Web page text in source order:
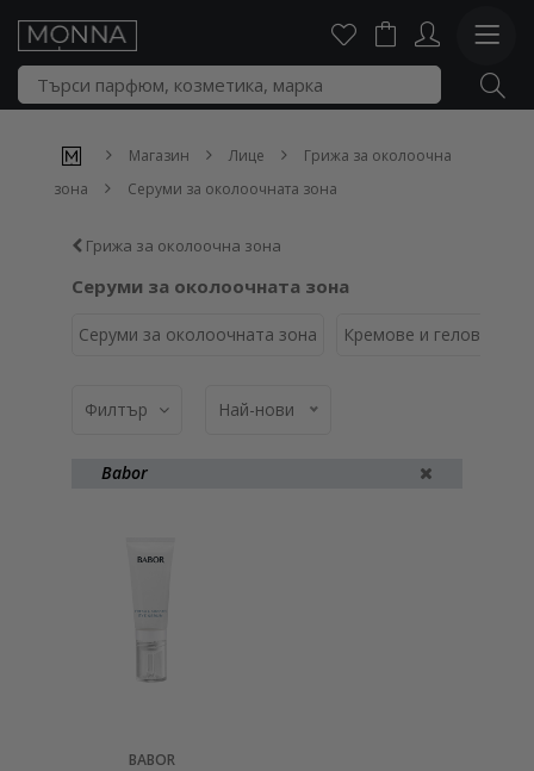
Магазин Лице
Грижа за околоочна
зона
Серуми за околоочната зона
Грижа за околоочна зона
Серуми за околоочната зона
Серуми за околоочната зона Кремове и гелове за
Филтър Най-нови
Babor
BABOR